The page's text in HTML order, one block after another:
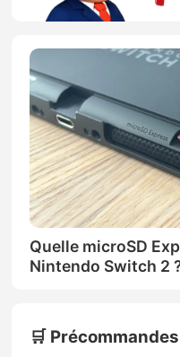
Quelle microSD
Nintendo Switch 2
🛒